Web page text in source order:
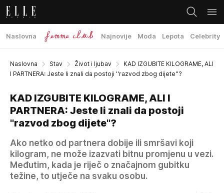
Naslovna Najnovije Moda Lepota Celebrity
Naslovna Stav Život i ljubav
KAD IZGUBITE KILOGRAME, ALI
I PARTNERA: Jeste li znali da postoji ''razvod zbog dijete''?
KAD IZGUBITE KILOGRAME, ALI I
PARTNERA: Jeste li znali da postoji
''razvod zbog dijete''?
Ako netko od partnera dobije ili smršavi koji
kilogram, ne može izazvati bitnu promjenu u vezi.
Međutim, kada je riječ o značajnom gubitku
težine, to utječe na svaku osobu.